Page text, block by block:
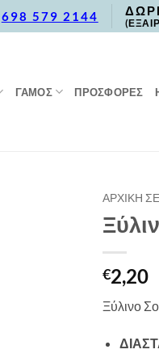
698 579 2144
ΓΑΜΟΣ ΠΡΟΣΦΟΡΈΣ
ΑΡΧΙΚΉ
€2,20
Ξύλινο